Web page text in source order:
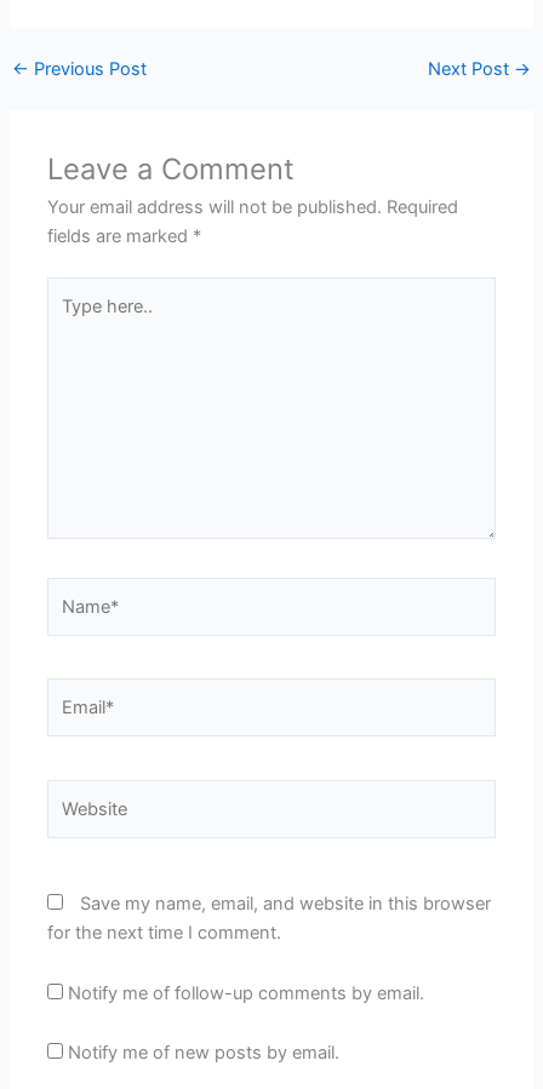
← Previous Post Next Post →
Leave a Comment
Your email address will not be published. Required
fields are marked *
here..
Save my name, email, and website in this browser
for the next time I comment.
Notify me of follow-up comments by email.
Notify me of new posts by email.